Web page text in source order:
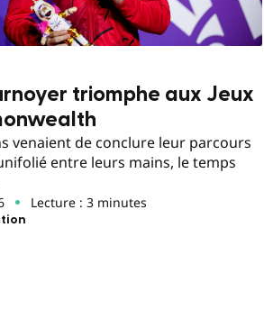
triomphe aux Jeux
venaient de conclure leur parcours
entre leurs mains, le temps
Lecture : 3 minutes